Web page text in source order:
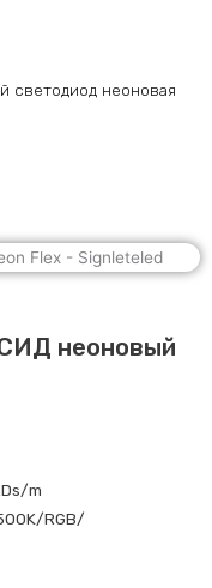
светодиод неоновая
СИД неоновый
m
RGB/